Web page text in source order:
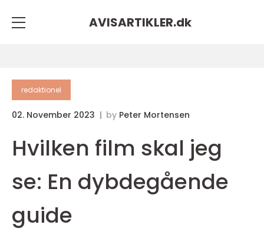
AVISARTIKLER.dk
redaktionel
02. November 2023 by Peter Mortensen
Hvilken film skal jeg
se: En dybdegående
guide